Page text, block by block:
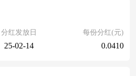
分红发放日
25-02-14
每份分红(元)
0.0410